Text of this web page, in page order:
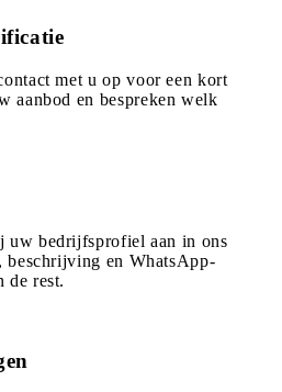
met u op voor een kort
aanbod en bespreken welk
uw bedrijfsprofiel aan in ons
beschrijving en WhatsApp-
de rest.